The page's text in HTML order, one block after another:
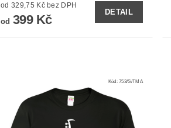
od 329,75 Kč bez DPH
od 399 Kč
DETAIL
Kód:753/S/TMA